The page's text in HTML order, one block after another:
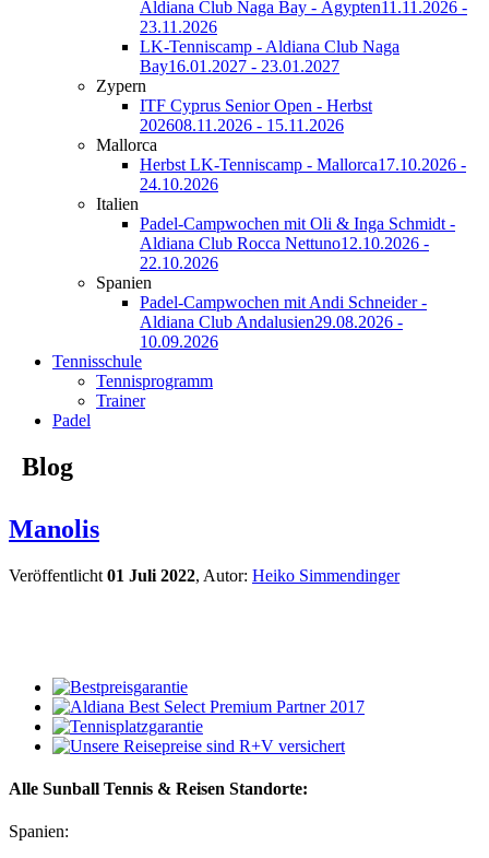
Aldiana Club Naga Bay - Ägypten11.11.2026 -
23.11.2026
LK-Tenniscamp - Aldiana Club Naga
Bay16.01.2027 - 23.01.2027
Zypern
ITF Cyprus Senior Open - Herbst
202608.11.2026 - 15.11.2026
Mallorca
Herbst LK-Tenniscamp - Mallorca17.10.2026 -
24.10.2026
Italien
Padel-Campwochen mit Oli & Inga Schmidt -
Aldiana Club Rocca Nettuno12.10.2026 -
22.10.2026
Spanien
Padel-Campwochen mit Andi Schneider -
Aldiana Club Andalusien29.08.2026 -
10.09.2026
Tennisschule
Tennisprogramm
Trainer
Padel
Blog
Manolis
Veröffentlicht 01 Juli 2022, Autor: Heiko Simmendinger
Alle Sunball Tennis & Reisen Standorte:
Spanien: